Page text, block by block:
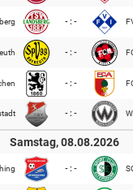
- : -
- : -
- : -
- : -
Samstag, 08.08.2026
- : -